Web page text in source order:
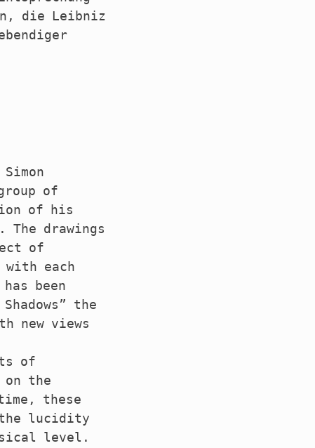
die Leibniz
of
of his
drawings
of
each
been
the
new views
of
on the
these
the lucidity
level.